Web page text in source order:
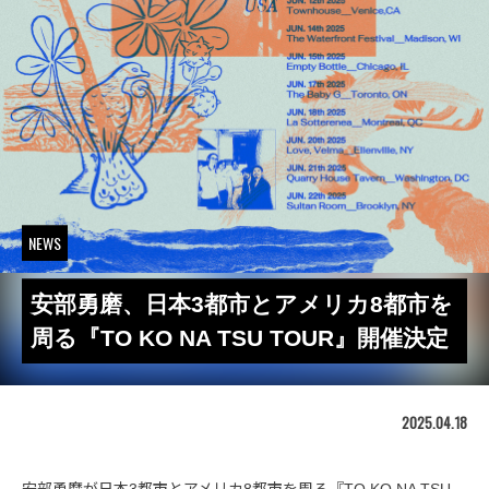
NEWS
安部勇磨、日本3都市とアメリカ8都市を
周る『TO KO NA TSU TOUR』開催決定
2025.04.18